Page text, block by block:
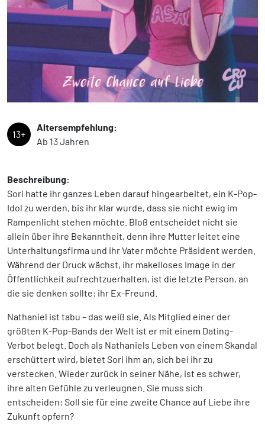
13+
Altersempfehlung:
Ab 13 Jahren
Beschreibung:
Sori hatte ihr ganzes Leben darauf hingearbeitet, ein K-Pop-
Idol zu werden, bis ihr klar wurde, dass sie nicht ewig im
Rampenlicht stehen möchte. Bloß entscheidet nicht sie
allein über ihre Bekanntheit, denn ihre Mutter leitet eine
Unterhaltungsfirma und ihr Vater möchte Präsident werden.
Während der Druck wächst, ihr makelloses Image in der
Öffentlichkeit aufrechtzuerhalten, ist die letzte Person, an
die sie denken sollte: ihr Ex-Freund.
Nathaniel ist tabu – das weiß sie. Als Mitglied einer der
größten K-Pop-Bands der Welt ist er mit einem Dating-
Verbot belegt. Doch als Nathaniels Leben von einem Skandal
erschüttert wird, bietet Sori ihm an, sich bei ihr zu
verstecken. Wieder zurück in seiner Nähe, ist es schwer,
ihre alten Gefühle zu verleugnen. Sie muss sich
entscheiden: Soll sie für eine zweite Chance auf Liebe ihre
Zukunft opfern?